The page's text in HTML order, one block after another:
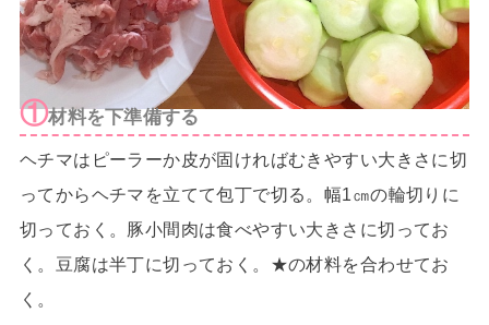
①材料を下準備する
ヘチマはピーラーか皮が固ければむきやすい大きさに切
ってからヘチマを立てて包丁で切る。幅1㎝の輪切りに
切っておく。豚小間肉は食べやすい大きさに切ってお
く。豆腐は半丁に切っておく。★の材料を合わせてお
く。